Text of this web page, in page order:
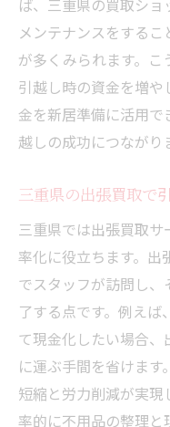
ば、三重県の買取シ
メンテナンスをする
が多くみられます。こ
引越し時の資金を増
金を新居準備に活用
越しの成功につながり
三重県の出張買取で
三重県では出張買取
率化に役立ちます。出
でスタッフが訪問し
了する点です。例え
て現金化したい場合
に運ぶ手間を省けま
短縮と労力削減が実
率的に不用品の整理